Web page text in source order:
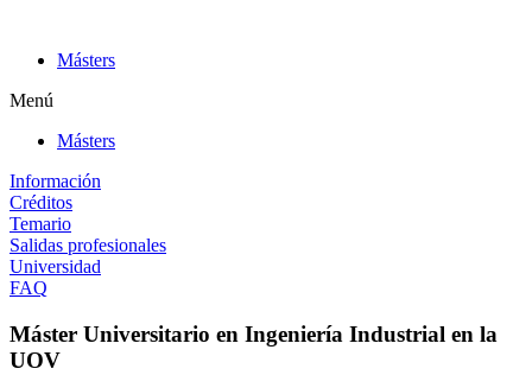
contenidoMásters
Menú
Másters
Información
Créditos
Temario
Salidas profesionales
Universidad
FAQ
Máster Universitario en Ingeniería Industrial en la
UOV